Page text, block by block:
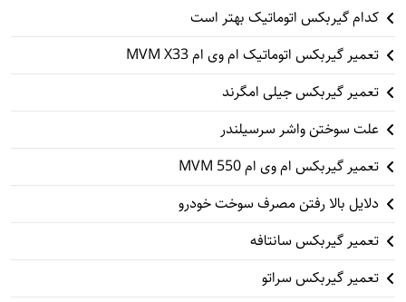
کدام گیربکس اتوماتیک بهتر است
تعمیر گیربکس اتوماتیک ام وی ام MVM X33
تعمیر گیربکس جیلی امگرند
علت سوختن واشر سرسیلندر
تعمیر گیربکس ام وی ام 550 MVM
دلایل بالا رفتن مصرف سوخت خودرو
تعمیر گیربکس سانتافه
تعمیر گیربکس سراتو